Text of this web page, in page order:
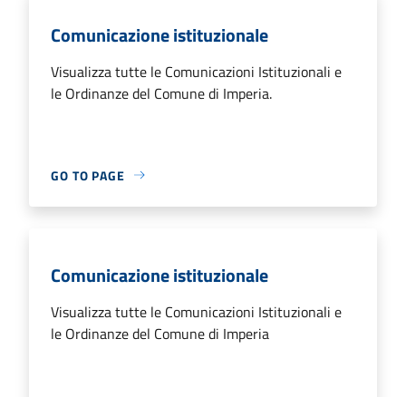
Comunicazione istituzionale
Visualizza tutte le Comunicazioni Istituzionali e
le Ordinanze del Comune di Imperia.
GO TO PAGE
Comunicazione istituzionale
Visualizza tutte le Comunicazioni Istituzionali e
le Ordinanze del Comune di Imperia